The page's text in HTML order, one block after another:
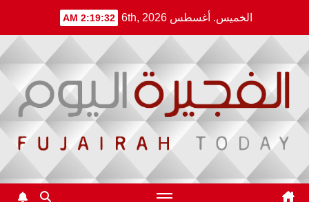
content
الخميس. أغسطس 6th, 2026 2:19:32 AM